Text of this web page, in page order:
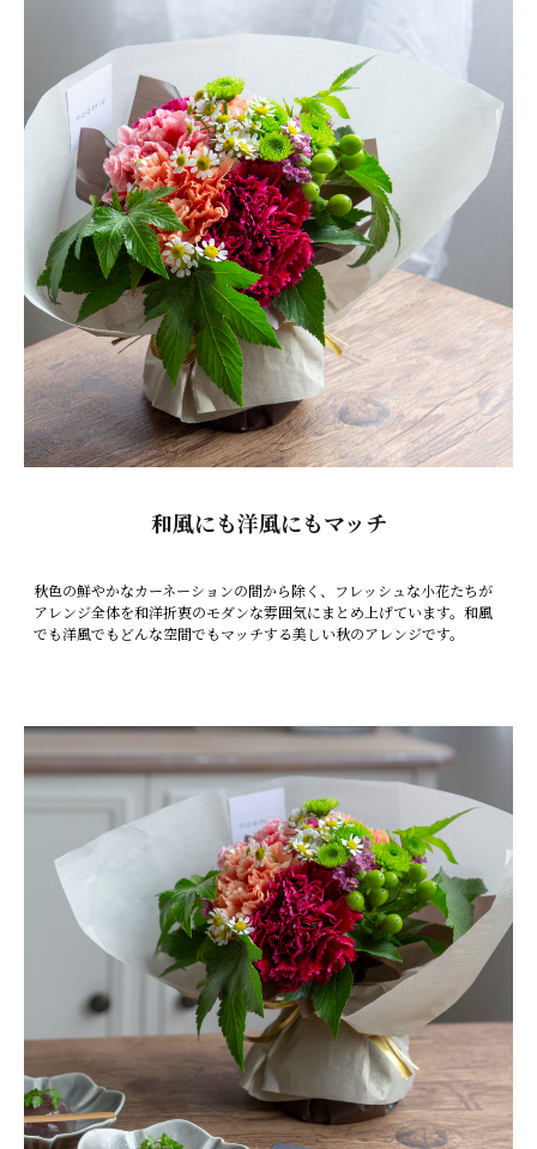
和風にも洋風にもマッチ
秋色の鮮やかなカーネーションの間から除く、フレッシュな小花たちが
アレンジ全体を和洋折衷のモダンな雰囲気にまとめ上げています。和風
でも洋風でもどんな空間でもマッチする美しい秋のアレンジです。